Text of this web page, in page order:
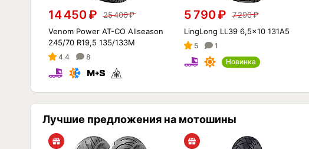
14 450₽ 25 400₽
Venom Power AT-CO Allseason
245/70 R19,5 135/133M
4.4 8
5 790₽ 7 290₽
LingLong LL39 6,5x10 131A5
5
1
Новинка
Лучшие предложения на мотошины